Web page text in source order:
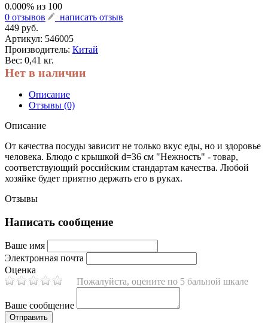
0.000% из 100
0 отзывов
написать отзыв
449 руб.
Артикул: 546005
Производитель: Китай
Вес: 0,41 кг.
Нет в наличии
Описание
Отзывы (0)
Описание
От качества посуды зависит не только вкус еды, но и здоровье
человека. Блюдо с крышкой d=36 cм "Нежность" - товар,
соответствующий российским стандартам качества. Любой
хозяйке будет приятно держать его в руках.
Отзывы
Написать сообщение
Ваше имя
Электронная почта
Оценка
Пожалуйста, оцените по 5 бальной шкале
Ваше сообщение